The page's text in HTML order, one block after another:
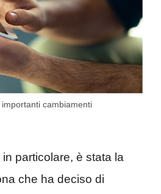
cambiamenti
in particolare, è stata la
che ha deciso di